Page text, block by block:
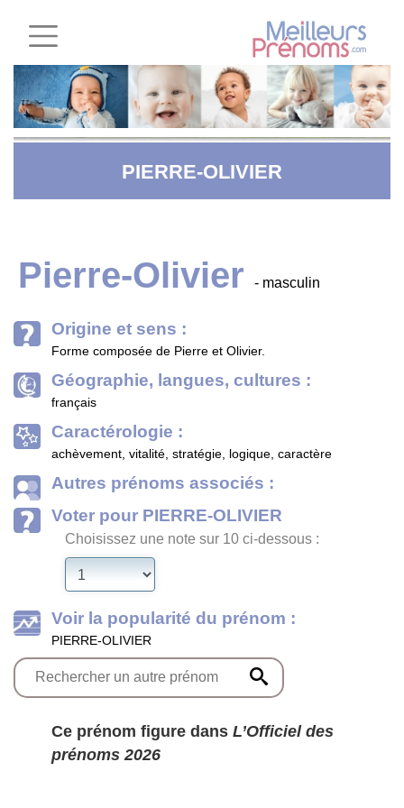
PIERRE-OLIVIER
Pierre-Olivier - masculin
Origine et sens :
Forme composée de Pierre et Olivier.
Géographie, langues, cultures :
français
Caractérologie :
achèvement, vitalité, stratégie, logique, caractère
Autres prénoms associés :
Voter pour PIERRE-OLIVIER
Choisissez une note sur 10 ci-dessous :
Voir la popularité du prénom :
PIERRE-OLIVIER
Ce prénom figure dans L’Officiel des
prénoms 2026